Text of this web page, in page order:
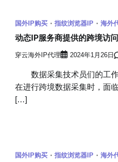
国外IP购买 指纹浏览器IP 海外
动态IP服务商提供的跨境访
穿云海外IP代理 2024年1月26日
数据采集技术员们的工作
在进行跨境数据采集时，面
[…]
国外IP购买 指纹浏览器IP 海外